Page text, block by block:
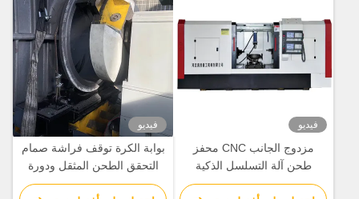
فيديو
مزدوج الجانب CNC محفز
طحن آلة التسلسل الذكية
بالكامل الآلية
فيديو
بوابة الكرة توقف فراشة صمام
التحقق الطحن المثقل ودورة
الجهاز الدوارة 50 R/Min